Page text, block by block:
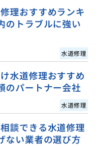
理おすすめランキ
のトラブルに強い
水道修理
水道修理おすすめ
のパートナー会社
水道修理
談できる水道修理
ない業者の選び方